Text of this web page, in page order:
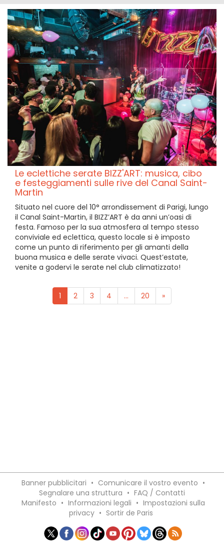
Le eclettiche serate BIZZ'ART: musica, cibo
e festeggiamenti sulle rive del Canal Saint-
Martin
Situato nel cuore del 10° arrondissement di Parigi, lungo
il Canal Saint-Martin, il BIZZ’ART è da anni un’oasi di
festa. Famoso per la sua atmosfera al tempo stesso
conviviale ed eclettica, questo locale si è imposto
come un punto di riferimento per gli amanti della
buona musica e delle serate vivaci. Quest’estate,
venite a godervi le serate nel club climatizzato!
1 2 3 4 ... 20 »
Banner pubblicitari • Comunicare il vostro evento •
Segnalare una struttura • FAQ / Contatti
Manifesto • Informazioni legali • Impostazioni sulla
privacy • Sortir de Paris